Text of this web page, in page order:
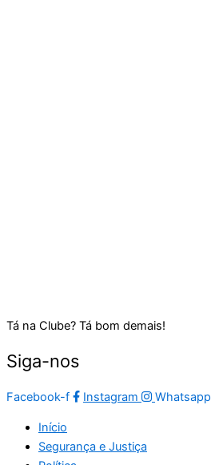
Tá na Clube? Tá bom demais!
Siga-nos
Facebook-f Instagram Whatsapp
Início
Segurança e Justiça